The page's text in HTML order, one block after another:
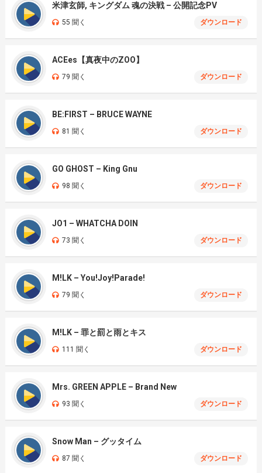
米津玄師, キングダム 魂の決戦 – 公開記念PV
55 聞く ダウンロード
ACEes【真夜中のZOO】
79 聞く ダウンロード
BE:FIRST – BRUCE WAYNE
81 聞く ダウンロード
GO GHOST – King Gnu
98 聞く ダウンロード
JO1 – WHATCHA DOIN
73 聞く ダウンロード
M!LK – You!Joy!Parade!
79 聞く ダウンロード
M!LK – 罪と罰と雨とキス
111 聞く ダウンロード
Mrs. GREEN APPLE – Brand New
93 聞く ダウンロード
Snow Man – グッタイム
87 聞く ダウンロード